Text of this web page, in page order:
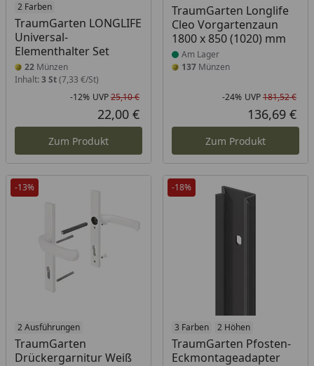
2 Farben
TraumGarten LONGLIFE
Universal-
Elementhalter Set
22 Münzen
Inhalt: 3 St(7,33 €/St)
Rabatt in Prozent
-12%
Ursprünglicher Preis
UVP25,10 €
Aktueller Preis
22,00 €
Zum Produkt
TraumGarten Longlife
Cleo Vorgartenzaun
1800 x 850 (1020) mm
Produkt am Lager
Am Lager
137Münzen
-24% UVP181,52 €
136,69 €
Zum Produkt
-13%
2 Ausführungen
TraumGarten
Drückergarnitur Weiß
-18%
3 Farben 2 Höhen
TraumGarten Pfosten-
Eckmontageadapter